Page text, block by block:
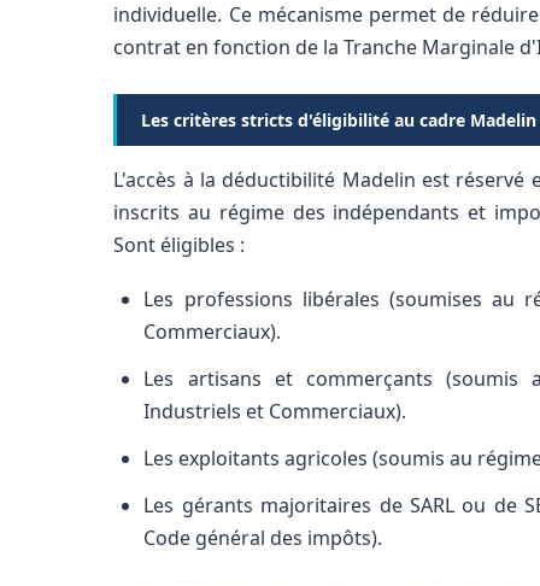
individuelle. Ce mécanisme permet de
contrat en fonction de la Tranche Marginale
Les critères stricts d'éligibilité au cadre Madelin
L'accès à la déductibilité Madelin est réservé
inscrits au régime des indépendants et
Sont éligibles :
Les professions libérales (soumises au
Commerciaux).
Les artisans et commerçants (soumis
Industriels et Commerciaux).
Les exploitants agricoles (soumis au
Les gérants majoritaires de SARL ou de
Code général des impôts).